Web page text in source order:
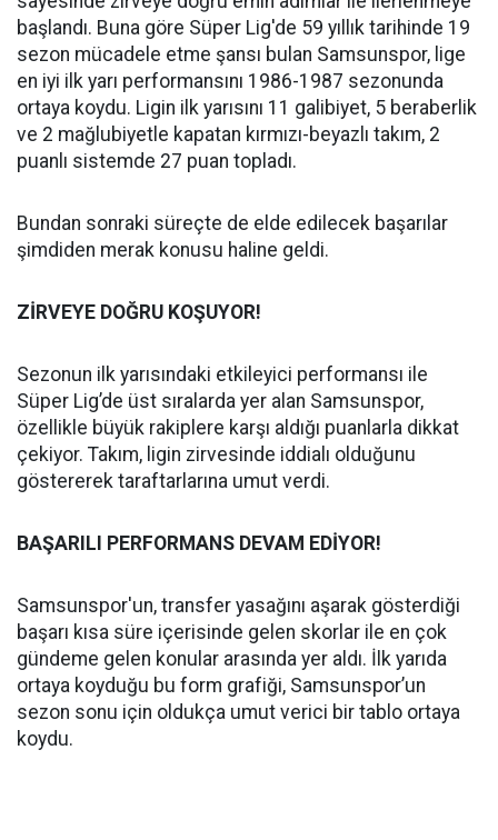
başlandı. Buna göre Süper Lig'de 59 yıllık tarihinde 19
sezon mücadele etme şansı bulan Samsunspor, lige
en iyi ilk yarı performansını 1986-1987 sezonunda
ortaya koydu. Ligin ilk yarısını 11 galibiyet, 5 beraberlik
ve 2 mağlubiyetle kapatan kırmızı-beyazlı takım, 2
puanlı sistemde 27 puan topladı.
Bundan sonraki süreçte de elde edilecek başarılar
şimdiden merak konusu haline geldi.
ZİRVEYE DOĞRU KOŞUYOR!
Sezonun ilk yarısındaki etkileyici performansı ile
Süper Lig’de üst sıralarda yer alan Samsunspor,
özellikle büyük rakiplere karşı aldığı puanlarla dikkat
çekiyor. Takım, ligin zirvesinde iddialı olduğunu
göstererek taraftarlarına umut verdi.
BAŞARILI PERFORMANS DEVAM EDİYOR!
Samsunspor'un, transfer yasağını aşarak gösterdiği
başarı kısa süre içerisinde gelen skorlar ile en çok
gündeme gelen konular arasında yer aldı. İlk yarıda
ortaya koyduğu bu form grafiği, Samsunspor’un
sezon sonu için oldukça umut verici bir tablo ortaya
koydu.